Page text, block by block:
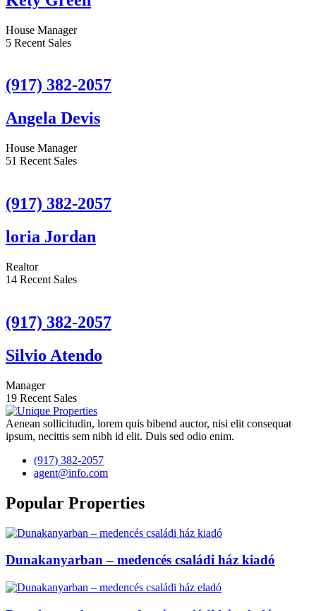
House Manager
5 Recent Sales
(917) 382-2057
Angela Devis
House Manager
51 Recent Sales
(917) 382-2057
loria Jordan
Realtor
14 Recent Sales
(917) 382-2057
Silvio Atendo
Manager
19 Recent Sales
Aenean sollicitudin, lorem quis bibend auctor, nisi elit consequat
ipsum, necittis sem nibh id elit. Duis sed odio enim.
(917) 382-2057
agent@info.com
Popular Properties
Dunakanyarban – medencés családi ház kiadó